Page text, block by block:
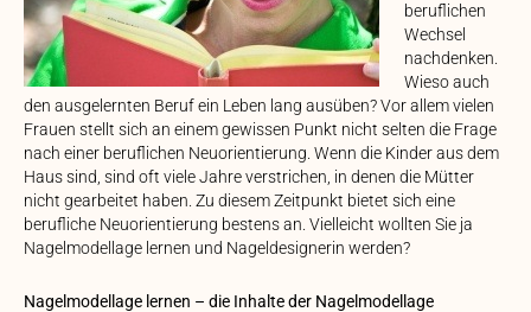
beruflichen
Wechsel
nachdenken.
Wieso auch
den ausgelernten Beruf ein Leben lang ausüben? Vor allem vielen
Frauen stellt sich an einem gewissen Punkt nicht selten die Frage
nach einer beruflichen Neuorientierung. Wenn die Kinder aus dem
Haus sind, sind oft viele Jahre verstrichen, in denen die Mütter
nicht gearbeitet haben. Zu diesem Zeitpunkt bietet sich eine
berufliche Neuorientierung bestens an. Vielleicht wollten Sie ja
Nagelmodellage lernen und Nageldesignerin werden?
Nagelmodellage lernen – die Inhalte der Nagelmodellage